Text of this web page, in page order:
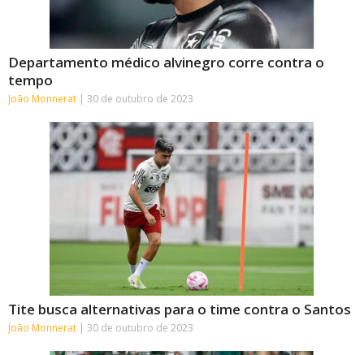
Departamento médico alvinegro corre contra o
tempo
João Monnerat 30 de outubro de 2023
Tite busca alternativas para o time contra o Santos
João Monnerat 30 de outubro de 2023